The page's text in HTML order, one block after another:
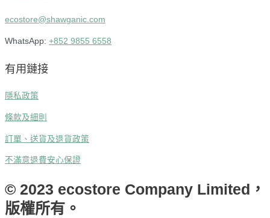
ecostore@shawganic.com
WhatsApp: +852 9855 6558
有用鏈接
隱私政策
條款及細則
訂單、送貨及退貨政策
不滿意退費安心保證
© 2023 ecostore Company Limited，
版權所有。